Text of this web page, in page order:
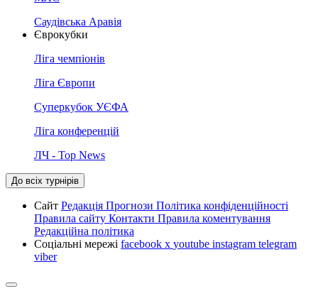
Саудівська Аравія
Єврокубки
Ліга чемпіонів
Ліга Європи
Суперкубок УЄФА
Ліга конференцій
ЛЧ - Top News
До всіх турнірів
Сайт Редакція Прогнози Політика конфіденційності
Правила сайту Контакти Правила коментування
Редакційна політика
Соціальні мережі facebook x youtube instagram telegram
viber